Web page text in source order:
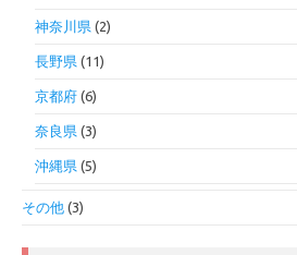
神奈川県 (2)
長野県 (11)
京都府 (6)
奈良県 (3)
沖縄県 (5)
その他 (3)